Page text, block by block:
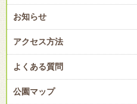
お知らせ
アクセス方法
よくある質問
公園マップ